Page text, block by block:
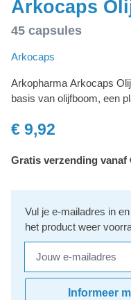
Arkocaps
45 capsules
Arkocaps
Arkopharma Arkocaps
basis van olijfboom, een
€ 9,92
Gratis verzending vanaf
Vul je e-mailadres in
het product weer
Informeer